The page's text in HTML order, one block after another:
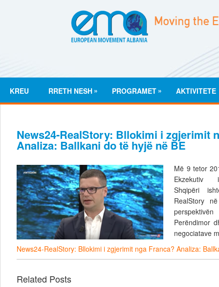
KREU RRETH NESH » PROGRAMET » AKTIVITETE
News24-RealStory: Bllokimi i zgjerimit
Analiza: Ballkani do të hyjë në BE
Më 9 tetor
Ekzekutiv i
Shqipëri
RealStory
Perëndimor
negociatave
News24-RealStory: Bllokimi i zgjerimit nga Franca? Analiza:
Related Posts